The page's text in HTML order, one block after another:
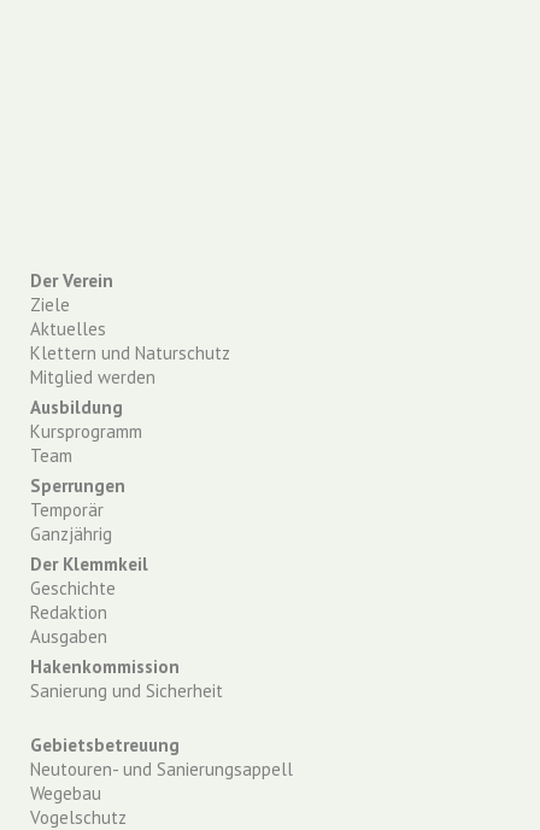
Der Verein
Ziele
Aktuelles
Klettern und Naturschutz
Mitglied werden
Ausbildung
Kursprogramm
Team
Sperrungen
Temporär
Ganzjährig
Der Klemmkeil
Geschichte
Redaktion
Ausgaben
Hakenkommission
Sanierung und Sicherheit
Gebietsbetreuung
Neutouren- und Sanierungsappell
Wegebau
Vogelschutz